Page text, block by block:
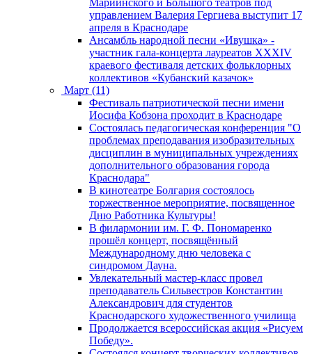
управлением Валерия Гергиева выступит 17
апреля в Краснодаре
Ансамбль народной песни «Ивушка» -
участник гала-концерта лауреатов XXXIV
краевого фестиваля детских фольклорных
коллективов «Кубанский казачок»
Март (11)
Фестиваль патриотической песни имени
Иосифа Кобзона проходит в Краснодаре
Состоялась педагогическая конференция "О
проблемах преподавания изобразительных
дисциплин в муниципальных учреждениях
дополнительного образования города
Краснодара"
В кинотеатре Болгария состоялось
торжественное мероприятие, посвященное
Дню Работника Культуры!
В филармонии им. Г. Ф. Пономаренко
прошёл концерт, посвящённый
Международному дню человека с
синдромом Дауна.
Увлекательный мастер-класс провел
преподаватель Сильвестров Константин
Александрович для студентов
Краснодарского художественного училища
Продолжается всероссийская акция «Рисуем
Победу».